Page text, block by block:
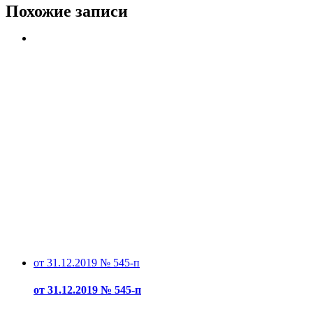
Похожие записи
от 31.12.2019 № 545-п
от 31.12.2019 № 545-п